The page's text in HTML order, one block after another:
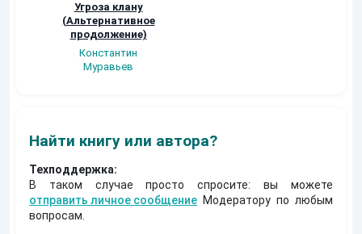
Угроза клану
(Альтернативное
продолжение)
Константин
Муравьев
Найти книгу или автора?
Техподдержка:
В таком случае просто спросите: вы можете
отправить личное сообщение Модератору по любым
вопросам.